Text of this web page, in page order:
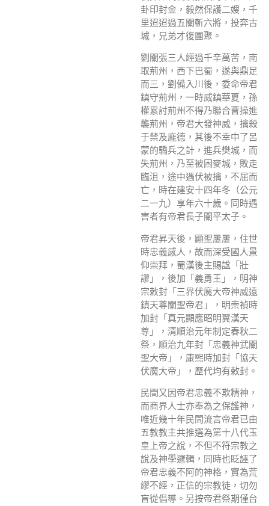
卦印封金，毅然保護二嫂，千
里迢迢過五關斬六將，投奔古
城，兄弟才復團聚。
劉關張三人經過千辛萬苦，南
取荊州，西下巴蜀，遂與鼎足
而三，劉備入川後，委命帝君
鎮守荊州，一時威鎮華夏，孫
權累討荊州不得乃聯合曹操進
襲荊州，帝君大發神威，擒殺
于禁及龐德，其後不幸中了呂
蒙的驕兵之計，進兵樊城，而
失荊州，乃至被困麥城，敗走
臨沮，途中遇伏被擒，不屈而
亡，時在建安十四年冬（公元
二一九）享年六十歲。同時遇
害者有帝君長子關平太子。
帝君昇天後，顯聖屢屢，住世
時忠義感人，故而深受國人景
仰崇拜，蜀漢後主賜諡「壯
謬」，後加「義勇王」，明神
宗敕封「三界伏魔大帝神威遠
鎮天尊關聖帝君」，明崇禎時
加封「真元顯應昭明翼漢天
尊」，清順治元年制定春秋二
祭，順治九年封「忠義神武關
聖大帝」，康熙時加封「協天
伏魔大帝」，歷代均有敕封。
民間又因帝君忠義不欺精神，
而商界人士亦奉為之保護神，
唯近幾十年民間流言帝君已由
五教教主共推選為第十八代玉
皇上帝之說，不但不符宗教之
說及神學邏輯，同時也眨誣了
帝君忠義不阿的神格，實為荒
繆不經，正信的宗教徒，切勿
盲從倡導。另按帝君祭期僅台